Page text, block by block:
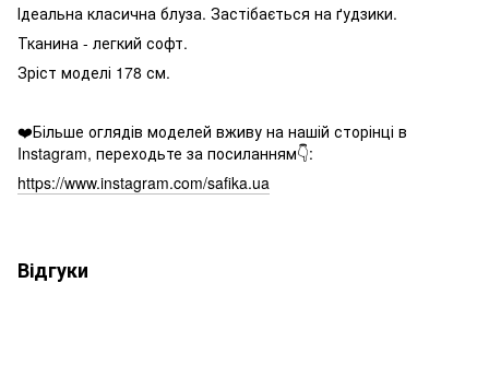
Ідеальна класична блуза. Застібається на ґудзики.
Тканина - легкий софт.
Зріст моделі 178 см.
❤️Більше оглядів моделей вживу на нашій сторінці в
Instagram, переходьте за посиланням👇:
https://www.instagram.com/safika.ua
Відгуки